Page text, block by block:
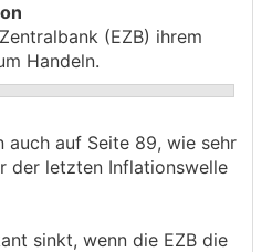
(EZB) ihrem
Handeln.
auch auf Seite 89, wie sehr
der letzten Inflationswelle
sinkt, wenn die EZB die